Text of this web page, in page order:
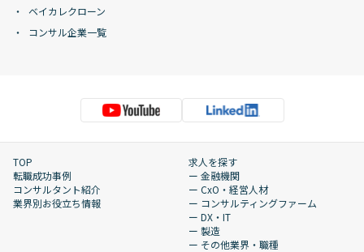
ベイカレクローン
コンサル企業一覧
TOP
転職成功事例
コンサルタント紹介
業界別お役立ち情報
求人を探す
ー 金融機関
ー CxO・経営人材
ー コンサルティングファーム
ー DX・IT
ー 製造
ー その他業界・職種